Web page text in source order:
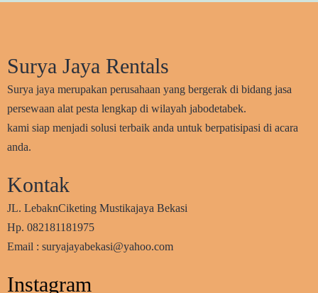
Surya Jaya Rentals
Surya jaya merupakan perusahaan yang bergerak di bidang jasa
persewaan alat pesta lengkap di wilayah jabodetabek.
kami siap menjadi solusi terbaik anda untuk berpatisipasi di acara
anda.
Kontak
JL. LebaknCiketing Mustikajaya Bekasi
Hp. 082181181975
Email : suryajayabekasi@yahoo.com
Instagram